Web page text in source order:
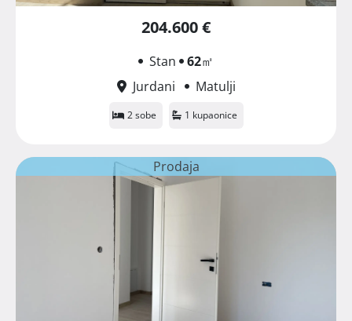
204.600 €
Stan 62㎡
Jurdani
Matulji
2 sobe 1 kupaonice
Prodaja